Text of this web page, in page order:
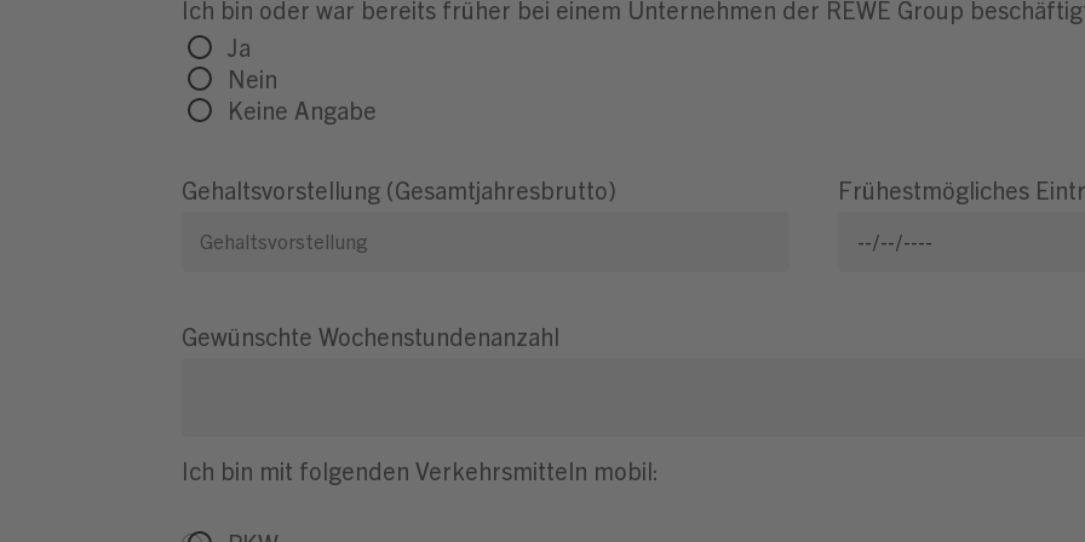
Ich bin oder war bereits früher bei einem Unternehmen der REWE Group
Ja
Nein
Keine Angabe
Gehaltsvorstellung (Gesamtjahresbrutto) Frühestmögliches
Gewünschte Wochenstundenanzahl
Ich bin mit folgenden Verkehrsmitteln mobil: